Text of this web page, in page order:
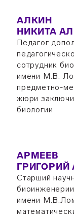
АЛКИН
НИКИТА
Педагог
сотрудник
имени М.В.
предметно-
жюри
биологии
АРМЕЕВ
ГРИГОРИЙ
Старший
имени